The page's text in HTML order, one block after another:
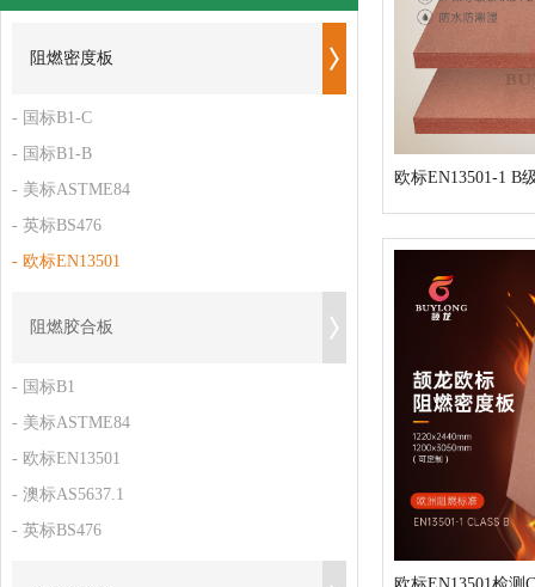
阻燃密度板
- 国标B1-C
- 国标B1-B
- 美标ASTME84
- 英标BS476
- 欧标EN13501
阻燃胶合板
- 国标B1
- 美标ASTME84
- 欧标EN13501
- 澳标AS5637.1
- 英标BS476